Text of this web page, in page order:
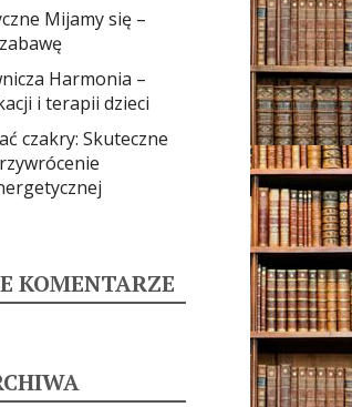
Mijamy się –
Harmonia –
i terapii dzieci
czakry: Skuteczne
KOMENTARZE